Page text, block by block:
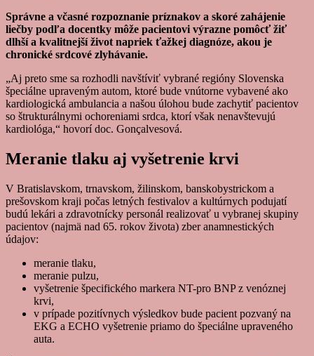
Správne a včasné rozpoznanie príznakov a skoré zahájenie
liečby podľa docentky môže pacientovi výrazne pomôcť žiť
dlhší a kvalitnejší život napriek ťažkej diagnóze, akou je
chronické srdcové zlyhávanie.
„Aj preto sme sa rozhodli navštíviť vybrané regióny Slovenska
špeciálne upraveným autom, ktoré bude vnútorne vybavené ako
kardiologická ambulancia a našou úlohou bude zachytiť pacientov
so štrukturálnymi ochoreniami srdca, ktorí však nenavštevujú
kardiológa,“ hovorí doc. Gonçalvesová.
Meranie tlaku aj vyšetrenie krvi
V Bratislavskom, trnavskom, žilinskom, banskobystrickom a
prešovskom kraji počas letných festivalov a kultúrnych podujatí
budú lekári a zdravotnícky personál realizovať u vybranej skupiny
pacientov (najmä nad 65. rokov života) zber anamnestických
údajov:
meranie tlaku,
meranie pulzu,
vyšetrenie špecifického markera NT-pro BNP z venóznej
krvi,
v prípade pozitívnych výsledkov bude pacient pozvaný na
EKG a ECHO vyšetrenie priamo do špeciálne upraveného
auta.